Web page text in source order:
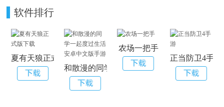
软件排行
夏有天狼正式版下载
和散漫的同学一起度过生活安卓中文版手游
农场一把手
正当防卫4手游